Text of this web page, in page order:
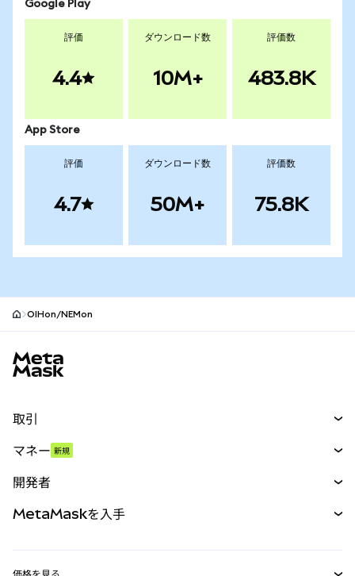
Google Play
評価
4.4
ダウンロード数
10M+
評価数
483.8K
App Store
評価
4.7
ダウンロード数
50M+
評価数
75.8K
OIHon/NEMon
取引
パーペチュアル
RWA
マネー 新規
開発者
MetaMaskを入手